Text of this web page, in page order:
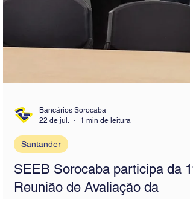
Bancários Sorocaba
22 de jul.
1 min de leitura